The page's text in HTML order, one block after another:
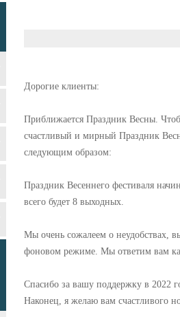
Дорогие клиенты:
Приближается Праздник Весны.
счастливый и мирный Праздник
следующим образом:
Праздник Весеннего фестиваля
всего будет 8 выходных.
Мы очень сожалеем о неудобствах,
фоновом режиме. Мы ответим вам
Спасибо за вашу поддержку в 2022
Наконец, я желаю вам счастливого